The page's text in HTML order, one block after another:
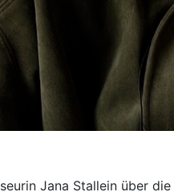
Jana Stallein über